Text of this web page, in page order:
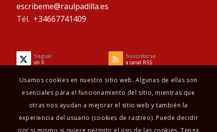
escribeme@raulpadilla.es
Tél. +34667741409
Seguir
on X
Suscribirse
a canal RSS
Usamos cookies en nuestro sitio web. Algunas de ellas son
esenciales para el funcionamiento del sitio, mientras que
otras nos ayudan a mejorar el sitio web y también la
experiencia del usuario (cookies de rastreo). Puede decidir
por si mismo si quiere permitir el uso de las cookies. Tenga